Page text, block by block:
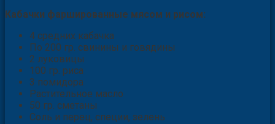
Кабачки фаршированные мясом и рисом:
4 средних кабачка
По 200 гр. свинины и говядины
2 луковицы
100 гр. риса
3 помидора
Растительное масло
50 гр. сметаны
Соль и перец, специи, зелень